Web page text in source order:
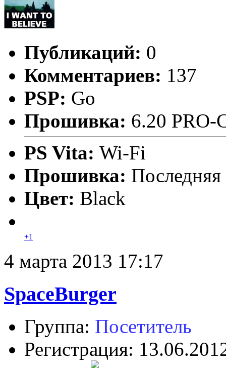
Публикаций: 0
Комментариев: 137
PSP: Go
Прошивка: 6.20 PRO-
PS Vita: Wi-Fi
Прошивка: Последняя
Цвет: Black
+1
4 марта 2013 17:17
SpaceBurger
Группа: Посетитель
Регистрация: